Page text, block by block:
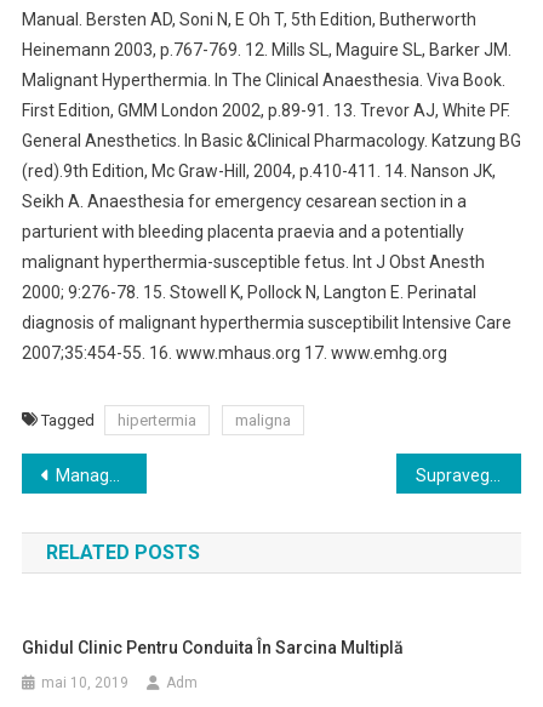
Manual. Bersten AD, Soni N, E Oh T, 5th Edition, Butherworth
Heinemann 2003, p.767-769. 12. Mills SL, Maguire SL, Barker JM.
Malignant Hyperthermia. In The Clinical Anaesthesia. Viva Book.
First Edition, GMM London 2002, p.89-91. 13. Trevor AJ, White PF.
General Anesthetics. In Basic &Clinical Pharmacology. Katzung BG
(red).9th Edition, Mc Graw-Hill, 2004, p.410-411. 14. Nanson JK,
Seikh A. Anaesthesia for emergency cesarean section in a
parturient with bleeding placenta praevia and a potentially
malignant hyperthermia-susceptible fetus. Int J Obst Anesth
2000; 9:276-78. 15. Stowell K, Pollock N, Langton E. Perinatal
diagnosis of malignant hyperthermia susceptibilit Intensive Care
2007;35:454-55. 16. www.mhaus.org 17. www.emhg.org
Tagged hipertermia maligna
Navigare
în
articole
Managementul greţurilor si vărsăturilor postoperatorii PONV
RELATED POSTS
Ghidul Clinic Pentru Conduita În Sarcina Multiplă
mai 10, 2019 Adm